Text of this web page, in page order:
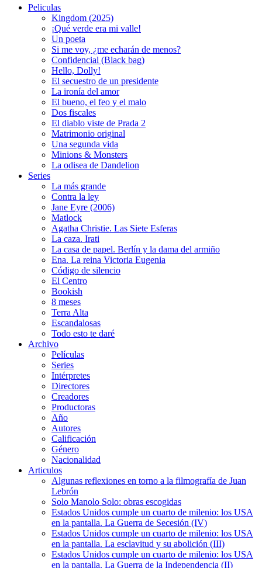
Peliculas
Kingdom (2025)
¡Qué verde era mi valle!
Un poeta
Si me voy, ¿me echarán de menos?
Confidencial (Black bag)
Hello, Dolly!
El secuestro de un presidente
La ironía del amor
El bueno, el feo y el malo
Dos fiscales
El diablo viste de Prada 2
Matrimonio original
Una segunda vida
Minions & Monsters
La odisea de Dandelion
Series
La más grande
Contra la ley
Jane Eyre (2006)
Matlock
Agatha Christie. Las Siete Esferas
La caza. Irati
La casa de papel. Berlín y la dama del armiño
Ena. La reina Victoria Eugenia
Código de silencio
El Centro
Bookish
8 meses
Terra Alta
Escandalosas
Todo esto te daré
Archivo
Películas
Series
Intérpretes
Directores
Creadores
Productoras
Año
Autores
Calificación
Género
Nacionalidad
Articulos
Algunas reflexiones en torno a la filmografía de Juan
Lebrón
Solo Manolo Solo: obras escogidas
Estados Unidos cumple un cuarto de milenio: los USA
en la pantalla. La Guerra de Secesión (IV)
Estados Unidos cumple un cuarto de milenio: los USA
en la pantalla. La esclavitud y su abolición (III)
Estados Unidos cumple un cuarto de milenio: los USA
en la pantalla. La Guerra de la Independencia (II)